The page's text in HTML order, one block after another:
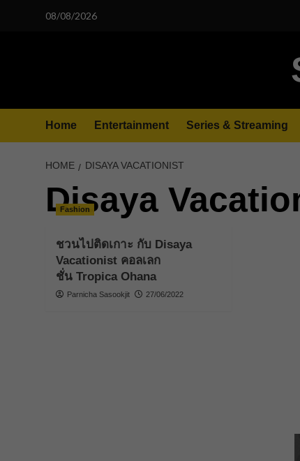
08/08/2026
Home Entertainment Series & Streaming
HOME DISAYA VACATIONIST
Disaya
Fashion
ชวนไปติดเกาะ กับ Disaya
Vacationist คอลเลก
ชั่น Tropica Ohana
Parnicha Sasookjit 27/06/2022